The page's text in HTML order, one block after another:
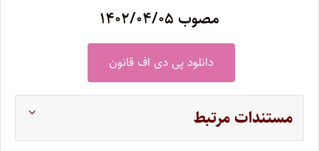
مصوب ۱۴۰۲/۰۴/۰۵
دانلود پی دی اف قانون
مستندات مرتبط